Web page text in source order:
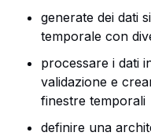
generate dei dati
temporale con
processare i dati
validazione e
finestre temporali
definire una